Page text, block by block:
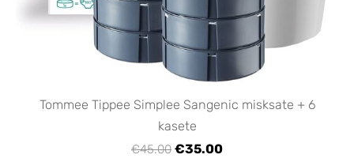
Tommee Tippee Simplee Sangenic misksate + 6
kasete
€45.00 €35.00